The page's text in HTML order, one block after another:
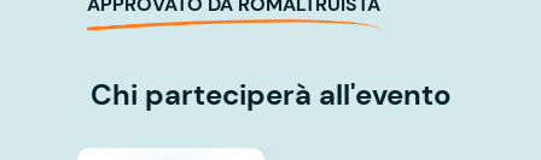
Chi parteciperà all'evento